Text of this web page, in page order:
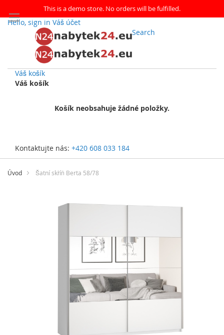
This is a demo store. No orders will be fulfilled.
Hello, sign in Váš účet
Search
Váš košík
Váš košík
Košík neobsahuje žádné položky.
Kontaktujte nás: +420 608 033 184
Přejít
obsah
Úvod Šatní skříň Berta 58/78